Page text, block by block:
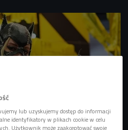
lub uzyskujemy dostęp do informacji
identyfikatory w plikach cookie w celu
Użytkownik może zaakceptować swoje